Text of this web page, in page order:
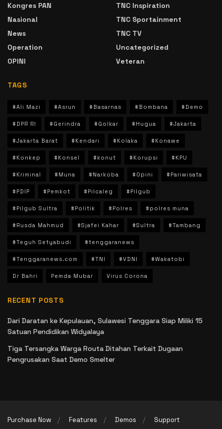
Kongres PAN
Nasional
News
Operation
OPINI
TNC Inspiration
TNC Sportainment
TNC TV
Uncategorized
Veteran
TAGS
#Ali Mazi #Asrun #Basarnas #Bombana #Demo
#DPR RI #Gerindra #Golkar #Hugua #Jakarta
#Jakarta Barat #Kendari #Kolaka #Konawe
#Konkep #Konsel #konut #Korupsi #KPU
#Kriminal #Muna #Narkoba #Opini #Pariwisata
#PDIP #Pemkot #Pilcaleg #Pilgub
#Pilgub Sultra #Politik #Polres #polres muna
#Rusda Mahmud #Sjafei Kahar #Sultra #Tambang
#Teguh Setyabudi #tenggaranews
#Tenggaranews.com #TNI #VDNI #Wakatobi
Dr Bahri Pemda Mubar Virus Corona
RECENT POSTS
Dari Daratan ke Kepulauan, Sulawesi Tenggara Siap Miliki 15
Satuan Pendidikan Widyalaya
Tiga Tersangka Warga Routa Ditahan Terkait Dugaan
Pengrusakan Saat Demo Smelter
Purchase Now Features Demos Support